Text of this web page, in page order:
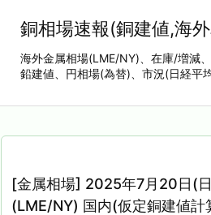
銅相場速報(銅建値,海
海外金属相場(LME/NY)、在庫/増減
鉛建値、円相場(為替)、市況(日経平
[金属相場] 2025年7月20日(
(LME/NY) 国内(仮定銅建値計